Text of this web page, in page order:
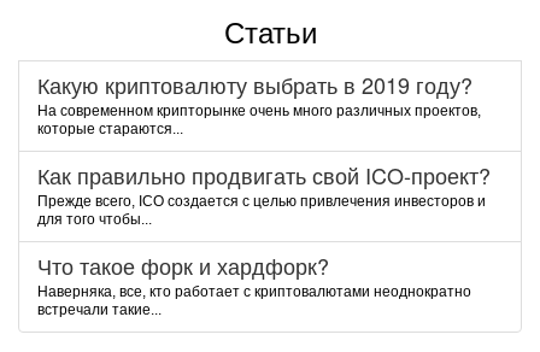
Статьи
Какую криптовалюту выбрать в 2019 году?
На современном крипторынке очень много различных проектов,
которые стараются...
Как правильно продвигать свой ICO-проект?
Прежде всего, ICO создается с целью привлечения инвесторов и
для того чтобы...
Что такое форк и хардфорк?
Наверняка, все, кто работает с криптовалютами неоднократно
встречали такие...